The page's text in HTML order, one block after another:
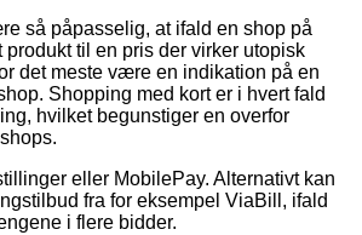
så påpasselig, at ifald en shop på
produkt til en pris der virker utopisk
det meste være en indikation på en
Shopping med kort er i hvert fald
hvilket begunstiger en overfor
eller MobilePay. Alternativt kan
fra for eksempel ViaBill, ifald
i flere bidder.